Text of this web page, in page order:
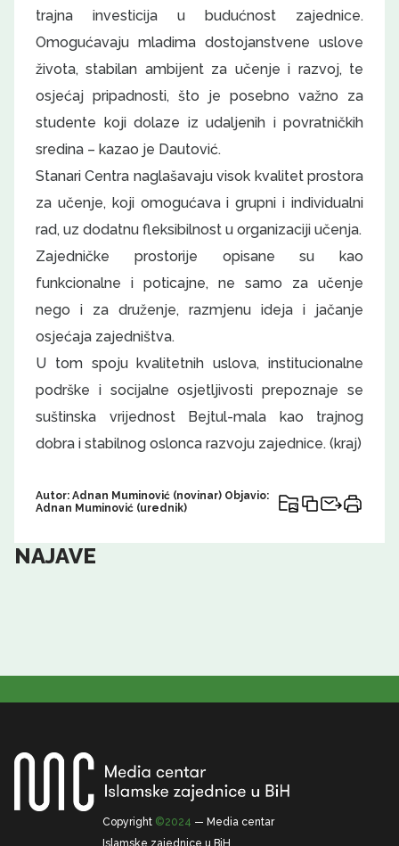
trajna investicija u budućnost zajednice.
Omogućavaju mladima dostojanstvene uslove
života, stabilan ambijent za učenje i razvoj, te
osjećaj pripadnosti, što je posebno važno za
studente koji dolaze iz udaljenih i povratničkih
sredina – kazao je Dautović.
Stanari Centra naglašavaju visok kvalitet prostora
za učenje, koji omogućava i grupni i individualni
rad, uz dodatnu fleksibilnost u organizaciji učenja.
Zajedničke prostorije opisane su kao
funkcionalne i poticajne, ne samo za učenje
nego i za druženje, razmjenu ideja i jačanje
osjećaja zajedništva.
U tom spoju kvalitetnih uslova, institucionalne
podrške i socijalne osjetljivosti prepoznaje se
suštinska vrijednost Bejtul-mala kao trajnog
dobra i stabilnog oslonca razvoju zajednice. (kraj)
Autor: Adnan Muminović (novinar) Objavio:
Adnan Muminović (urednik)
NAJAVE
Copyright ©2024 — Media centar
Islamske zajednice u BiH